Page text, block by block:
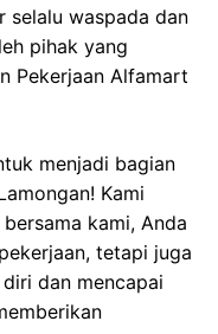
selalu waspada dan
pihak yang
Pekerjaan Alfamart
menjadi bagian
Kami
kami, Anda
tetapi juga
dan mencapai